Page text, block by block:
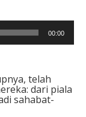
00:00
telah
dari piala
sahabat-